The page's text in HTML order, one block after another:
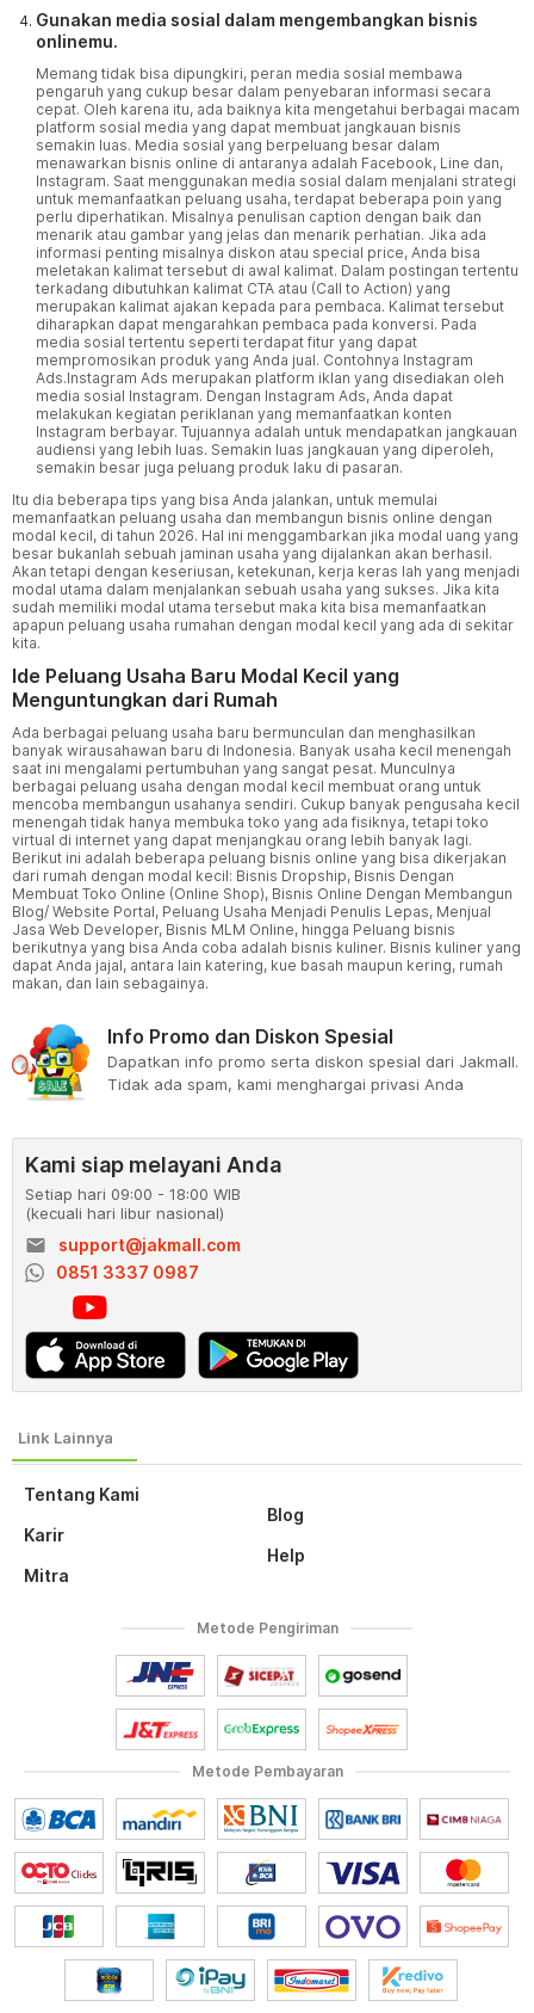
Gunakan media sosial dalam mengembangkan bisnis
onlinemu.
Memang tidak bisa dipungkiri, peran media sosial membawa
pengaruh yang cukup besar dalam penyebaran informasi secara
cepat. Oleh karena itu, ada baiknya kita mengetahui berbagai macam
platform sosial media yang dapat membuat jangkauan bisnis
semakin luas. Media sosial yang berpeluang besar dalam
menawarkan bisnis online di antaranya adalah Facebook, Line dan,
Instagram. Saat menggunakan media sosial dalam menjalani strategi
untuk memanfaatkan peluang usaha, terdapat beberapa poin yang
perlu diperhatikan. Misalnya penulisan caption dengan baik dan
menarik atau gambar yang jelas dan menarik perhatian. Jika ada
informasi penting misalnya diskon atau special price, Anda bisa
meletakan kalimat tersebut di awal kalimat. Dalam postingan tertentu
terkadang dibutuhkan kalimat CTA atau (Call to Action) yang
merupakan kalimat ajakan kepada para pembaca. Kalimat tersebut
diharapkan dapat mengarahkan pembaca pada konversi. Pada
media sosial tertentu seperti terdapat fitur yang dapat
mempromosikan produk yang Anda jual. Contohnya Instagram
Ads.Instagram Ads merupakan platform iklan yang disediakan oleh
media sosial Instagram. Dengan Instagram Ads, Anda dapat
melakukan kegiatan periklanan yang memanfaatkan konten
Instagram berbayar. Tujuannya adalah untuk mendapatkan jangkauan
audiensi yang lebih luas. Semakin luas jangkauan yang diperoleh,
semakin besar juga peluang produk laku di pasaran.
Itu dia beberapa tips yang bisa Anda jalankan, untuk memulai
memanfaatkan peluang usaha dan membangun bisnis online dengan
modal kecil, di tahun 2026. Hal ini menggambarkan jika modal uang yang
besar bukanlah sebuah jaminan usaha yang dijalankan akan berhasil.
Akan tetapi dengan keseriusan, ketekunan, kerja keras lah yang menjadi
modal utama dalam menjalankan sebuah usaha yang sukses. Jika kita
sudah memiliki modal utama tersebut maka kita bisa memanfaatkan
apapun peluang usaha rumahan dengan modal kecil yang ada di sekitar
kita.
Ide Peluang Usaha Baru Modal Kecil yang
Menguntungkan dari Rumah
Ada berbagai peluang usaha baru bermunculan dan menghasilkan
banyak wirausahawan baru di Indonesia. Banyak usaha kecil menengah
saat ini mengalami pertumbuhan yang sangat pesat. Munculnya
berbagai peluang usaha dengan modal kecil membuat orang untuk
mencoba membangun usahanya sendiri. Cukup banyak pengusaha kecil
menengah tidak hanya membuka toko yang ada fisiknya, tetapi toko
virtual di internet yang dapat menjangkau orang lebih banyak lagi.
Berikut ini adalah beberapa peluang bisnis online yang bisa dikerjakan
dari rumah dengan modal kecil: Bisnis Dropship, Bisnis Dengan
Membuat Toko Online (Online Shop), Bisnis Online Dengan Membangun
Blog/ Website Portal, Peluang Usaha Menjadi Penulis Lepas, Menjual
Jasa Web Developer, Bisnis MLM Online, hingga Peluang bisnis
berikutnya yang bisa Anda coba adalah bisnis kuliner. Bisnis kuliner yang
dapat Anda jajal, antara lain katering, kue basah maupun kering, rumah
makan, dan lain sebagainya.
Tentang Kami
Karir
Mitra
Blog
Help
Info Promo dan Diskon Spesial
Dapatkan info promo serta diskon spesial dari Jakmall.
Tidak ada spam, kami menghargai privasi Anda
Kami siap melayani Anda
Setiap hari 09:00 - 18:00 WIB
(kecuali hari libur nasional)
email
support@jakmall.com
0851 3337 0987
Metode Pembayaran
Metode Pengiriman